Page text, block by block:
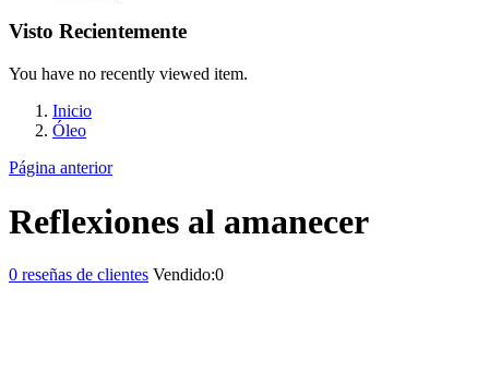
Visto Recientemente
You have no recently viewed item.
Inicio
Óleo
Página anterior
Reflexiones al amanecer
0 reseñas de clientes Vendido:0